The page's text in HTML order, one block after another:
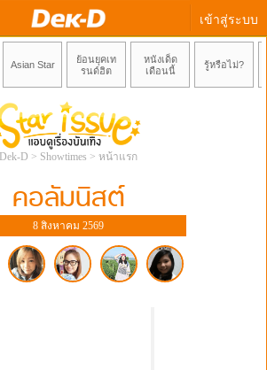
เข้าสู่ระบบ
Asian Star
ย้อนยุคเท
รนด์ฮิต
หนังเด็ด
เดือนนี้
รู้หรือไม่?
Dek-D > Showtimes > หน้าแรก
คอลัมนิสต์
8 สิงหาคม 2569